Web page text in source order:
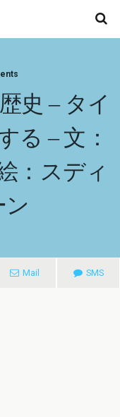
史 – タイ
る – 文：
：スディ
ン
Mail SMS